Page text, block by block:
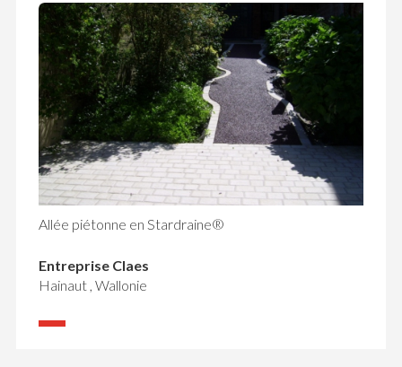
Allée piétonne en Stardraine®
Entreprise Claes
Hainaut , Wallonie